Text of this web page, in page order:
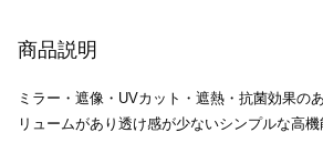
商品説明
ミラー・遮像・UVカット・遮熱・抗菌効果の
リュームがあり透け感が少ないシンプルな高機